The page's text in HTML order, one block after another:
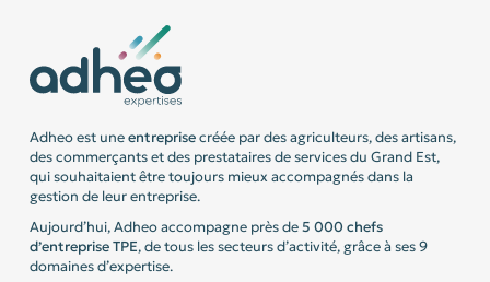
Adheo est uneentreprisecréée par des agriculteurs, des artisans,
des commerçants et des prestataires de services du Grand Est,
qui souhaitaient être toujours mieux accompagnés dans la
gestion de leur entreprise.
Aujourd’hui, Adheo accompagne près de5 000 chefs
d’entrepriseTPE, de tous les secteurs d’activité, grâce à ses 9
domaines d’expertise.